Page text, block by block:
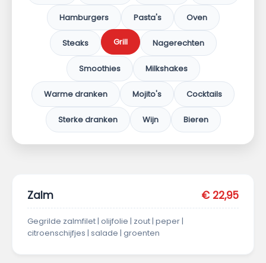
Hamburgers Pasta's Oven
Steaks Grill Nagerechten
Smoothies Milkshakes
Warme dranken Mojito's Cocktails
Sterke dranken Wijn Bieren
Zalm € 22,95
Gegrilde zalmfilet | olijfolie | zout | peper |
citroenschijfjes | salade | groenten